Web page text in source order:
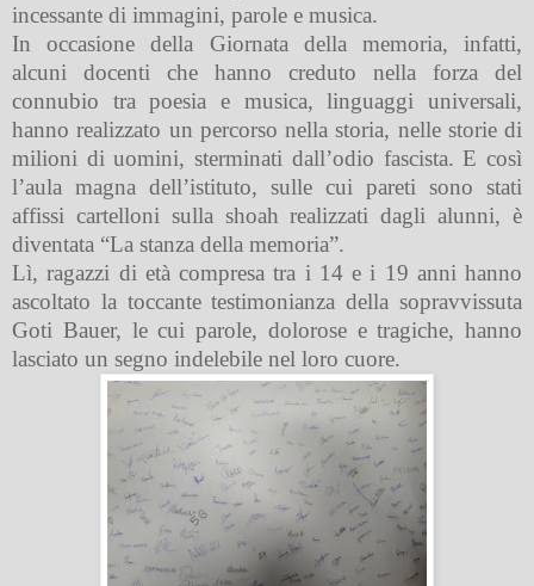
incessante di immagini, parole e musica.
In occasione della Giornata della memoria, infatti,
alcuni docenti che hanno creduto nella forza del
connubio tra poesia e musica, linguaggi universali,
hanno realizzato un percorso nella storia, nelle storie di
milioni di uomini, sterminati dall’odio fascista. E così
l’aula magna dell’istituto, sulle cui pareti sono stati
affissi cartelloni sulla shoah realizzati dagli alunni, è
diventata “La stanza della memoria”.
Lì, ragazzi di età compresa tra i 14 e i 19 anni hanno
ascoltato la toccante testimonianza della sopravvissuta
Goti Bauer, le cui parole, dolorose e tragiche, hanno
lasciato un segno indelebile nel loro cuore.